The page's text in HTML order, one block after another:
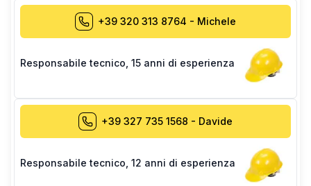
+39 320 313 8764 - Michele
Responsabile tecnico 15 anni di esperienza
+39 327 735 1568 - Davide
Responsabile tecnico 12 anni di esperienza